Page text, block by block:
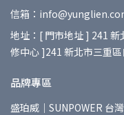
信箱：
地址：[ 門市地址 ] 241
修中心 ]241 新北市三重
品牌專區
盛珀威｜SUNPOWER 台